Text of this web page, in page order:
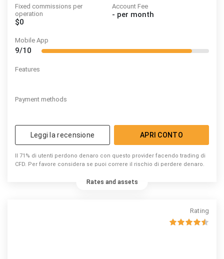
Fixed commissions per
operation
$0
Account Fee
- per month
Mobile App
9/10
Features
Payment methods
Leggi la recensione APRI CONTO
Il 71% di utenti perdono denaro con questo provider facendo trading di
CFD. Per favore considera se puoi correre il rischio di perdere denaro.
Rates and assets
Rating